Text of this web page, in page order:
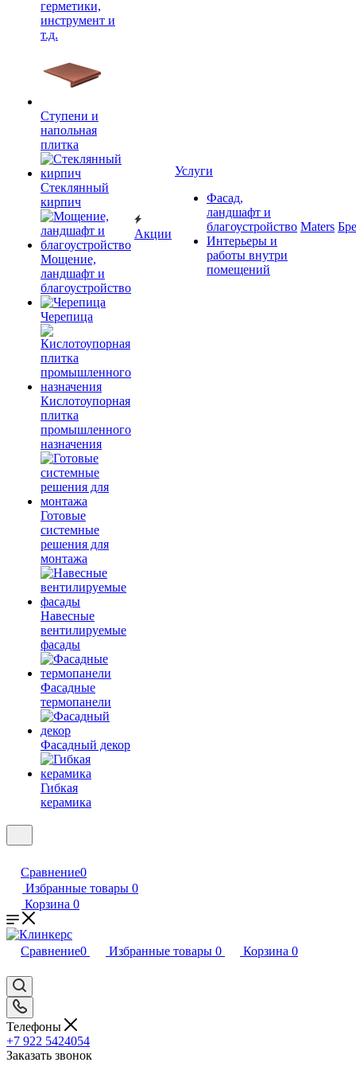
герметики,
инструмент и
т.д.
Ступени и
напольная
плитка
Cтеклянный
кирпич
Мощение,
ландшафт и
благоустройство
Черепица
Кислотоупорная
плитка
промышленного
назначения
Готовые
системные
решения для
монтажа
Навесные
вентилируемые
фасады
Фасадные
термопанели
Фасадный декор
Гибкая
керамика
Акции
Услуги
Фасад,
ландшафт и
благоустройство
Интерьеры и
работы внутри
помещений
Maters
Сравнение0
Избранные товары 0
Корзина 0
Сравнение0 Избранные товары 0 Корзина 0
Телефоны
+7 922 5424054
Заказать звонок